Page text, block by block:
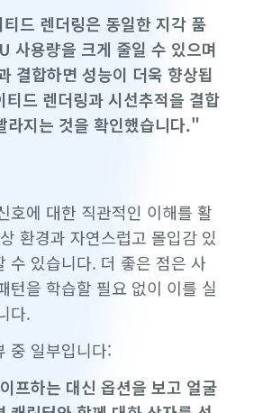
드 렌더링은 동일한 지각 품
사용량을 크게 줄일 수 있으며
결합하면 성능이 더욱 향상됩
드 렌더링과 시선추적을 결합
라지는 것을 확인했습니다."
호에 대한 직관적인 이해를 활
환경과 자연스럽고 몰입감 있
수 있습니다. 더 좋은 점은 사
턴을 학습할 필요 없이 이를 실
다.
중 일부입니다:
프하는 대신 옵션을 보고 얼굴